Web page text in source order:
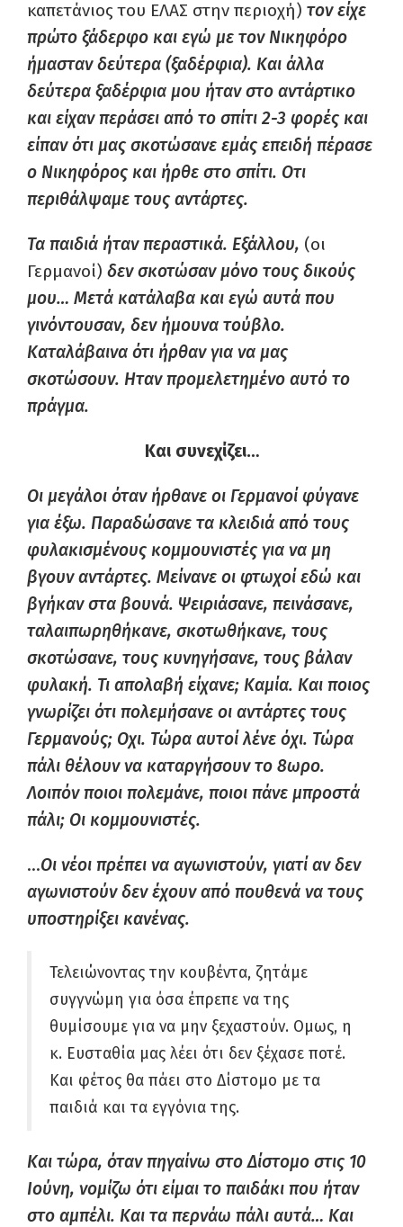
καπετάνιος του ΕΛΑΣ στην περιοχή) τον είχε
πρώτο ξάδερφο και εγώ με τον Νικηφόρο
ήμασταν δεύτερα (ξαδέρφια). Και άλλα
δεύτερα ξαδέρφια μου ήταν στο αντάρτικο
και είχαν περάσει από το σπίτι 2-3 φορές και
είπαν ότι μας σκοτώσανε εμάς επειδή πέρασε
ο Νικηφόρος και ήρθε στο σπίτι. Οτι
περιθάλψαμε τους αντάρτες.
Τα παιδιά ήταν περαστικά. Εξάλλου, (οι
Γερμανοί) δεν σκοτώσαν μόνο τους δικούς
μου… Μετά κατάλαβα και εγώ αυτά που
γινόντουσαν, δεν ήμουνα τούβλο.
Καταλάβαινα ότι ήρθαν για να μας
σκοτώσουν. Ηταν προμελετημένο αυτό το
πράγμα.
Και συνεχίζει…
Οι μεγάλοι όταν ήρθανε οι Γερμανοί φύγανε
για έξω. Παραδώσανε τα κλειδιά από τους
φυλακισμένους κομμουνιστές για να μη
βγουν αντάρτες. Μείνανε οι φτωχοί εδώ και
βγήκαν στα βουνά. Ψειριάσανε, πεινάσανε,
ταλαιπωρηθήκανε, σκοτωθήκανε, τους
σκοτώσανε, τους κυνηγήσανε, τους βάλαν
φυλακή. Τι απολαβή είχανε; Καμία. Και ποιος
γνωρίζει ότι πολεμήσανε οι αντάρτες τους
Γερμανούς; Οχι. Τώρα αυτοί λένε όχι. Τώρα
πάλι θέλουν να καταργήσουν το 8ωρο.
Λοιπόν ποιοι πολεμάνε, ποιοι πάνε μπροστά
πάλι; Οι κομμουνιστές.
…Οι νέοι πρέπει να αγωνιστούν, γιατί αν δεν
αγωνιστούν δεν έχουν από πουθενά να τους
υποστηρίξει κανένας.
Τελειώνοντας την κουβέντα, ζητάμε
συγγνώμη για όσα έπρεπε να της
θυμίσουμε για να μην ξεχαστούν. Ομως, η
κ. Ευσταθία μας λέει ότι δεν ξέχασε ποτέ.
Και φέτος θα πάει στο Δίστομο με τα
παιδιά και τα εγγόνια της.
Και τώρα, όταν πηγαίνω στο Δίστομο στις 10
Ιούνη, νομίζω ότι είμαι το παιδάκι που ήταν
στο αμπέλι. Και τα περνάω πάλι αυτά… Και